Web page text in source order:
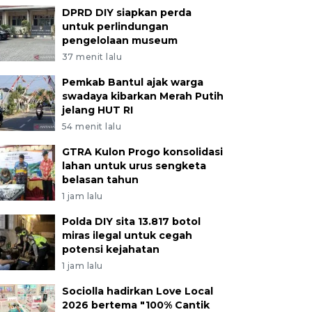
DPRD DIY siapkan perda
untuk perlindungan
pengelolaan museum
37 menit lalu
Pemkab Bantul ajak warga
swadaya kibarkan Merah Putih
jelang HUT RI
54 menit lalu
GTRA Kulon Progo konsolidasi
lahan untuk urus sengketa
belasan tahun
1 jam lalu
Polda DIY sita 13.817 botol
miras ilegal untuk cegah
potensi kejahatan
1 jam lalu
Sociolla hadirkan Love Local
2026 bertema "100% Cantik